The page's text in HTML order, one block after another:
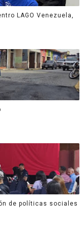
LAGO Venezuela,
de políticas sociales